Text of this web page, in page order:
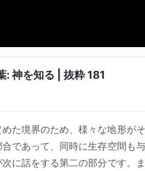
: 神を知る | 抜粋 181
た境界のため、様々な地形が
であって、同時に生存空間も
に話をする第二の部分です。